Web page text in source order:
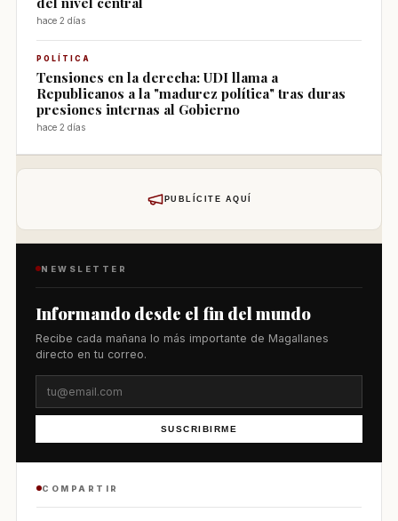
hace 2 días
POLÍTICA
Tensiones en la derecha: UDI llama a
Republicanos a la "madurez política" tras duras
presiones internas al Gobierno
hace 2 días
PUBLÍCITE AQUÍ
NEWSLETTER
Informando desde el fin del mundo
Recibe cada mañana lo más importante de Magallanes
directo en tu correo.
SUSCRIBIRME
COMPARTIR